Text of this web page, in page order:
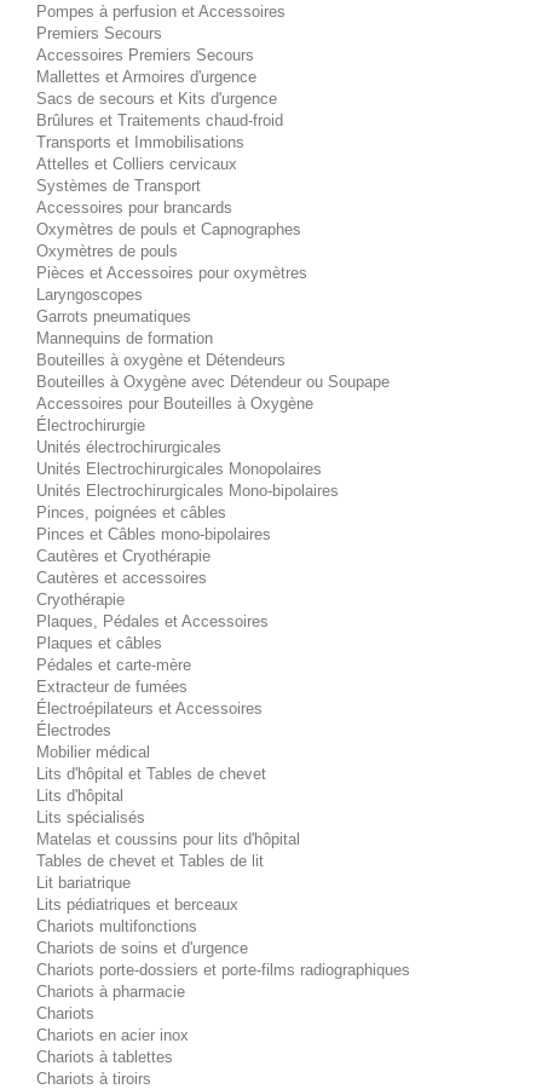
Pompes à perfusion et Accessoires
Premiers Secours
Accessoires Premiers Secours
Mallettes et Armoires d'urgence
Sacs de secours et Kits d'urgence
Brûlures et Traitements chaud-froid
Transports et Immobilisations
Attelles et Colliers cervicaux
Systèmes de Transport
Accessoires pour brancards
Oxymètres de pouls et Capnographes
Oxymètres de pouls
Pièces et Accessoires pour oxymètres
Laryngoscopes
Garrots pneumatiques
Mannequins de formation
Bouteilles à oxygène et Détendeurs
Bouteilles à Oxygène avec Détendeur ou Soupape
Accessoires pour Bouteilles à Oxygène
Électrochirurgie
Unités électrochirurgicales
Unités Electrochirurgicales Monopolaires
Unités Electrochirurgicales Mono-bipolaires
Pinces, poignées et câbles
Pinces et Câbles mono-bipolaires
Cautères et Cryothérapie
Cautères et accessoires
Cryothérapie
Plaques, Pédales et Accessoires
Plaques et câbles
Pédales et carte-mère
Extracteur de fumées
Électroépilateurs et Accessoires
Électrodes
Mobilier médical
Lits d'hôpital et Tables de chevet
Lits d'hôpital
Lits spécialisés
Matelas et coussins pour lits d'hôpital
Tables de chevet et Tables de lit
Lit bariatrique
Lits pédiatriques et berceaux
Chariots multifonctions
Chariots de soins et d'urgence
Chariots porte-dossiers et porte-films radiographiques
Chariots à pharmacie
Chariots
Chariots en acier inox
Chariots à tablettes
Chariots à tiroirs